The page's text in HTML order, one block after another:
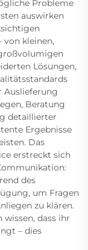
Probleme
auswirken
von kleinen,
Lösungen,
Auslieferung
Beratung
detaillierter
Ergebnisse
Das
erstreckt sich
des
um Fragen
zu klären.
dass ihr
– dies